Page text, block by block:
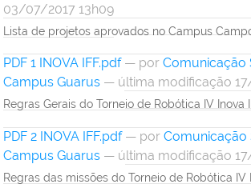
03/07/2017 13h09
Lista de projetos aprovados no Campus
PDF 1 INOVA IFF.pdf — por Comunicação
Campus Guarus — última modificação
Regras Gerais do Torneio de Robótica IV Inova
PDF 2 INOVA IFF.pdf — por Comunicação
Campus Guarus — última modificação
Regras das missões do Torneio de Robótica IV